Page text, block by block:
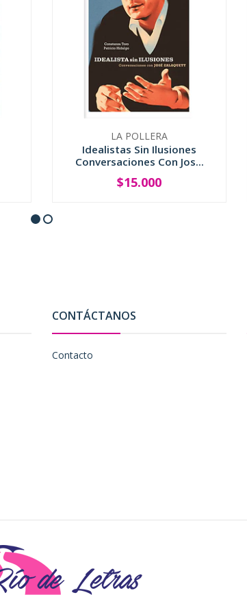
LA POLLERA
Idealistas Sin Ilusiones
Conversaciones Con Jos...
+
$15.000
CONTÁCTANOS
Contacto